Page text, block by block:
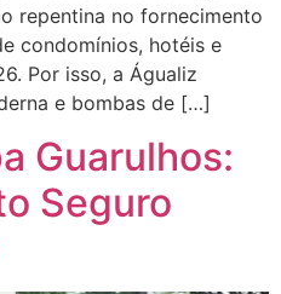
repentina no fornecimento
condomínios, hotéis e
Por isso, a Águaliz
e bombas de […]
Guarulhos:
Seguro